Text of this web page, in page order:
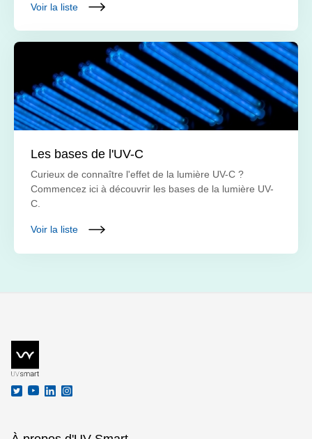
Voir la liste
Les bases de l'UV-C
Curieux de connaître l'effet de la lumière UV-C ?
Commencez ici à découvrir les bases de la lumière UV-
C.
Voir la liste